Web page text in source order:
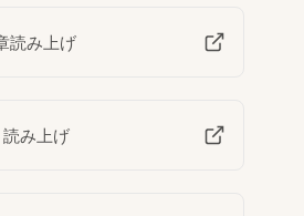
読み上げ
み上げ